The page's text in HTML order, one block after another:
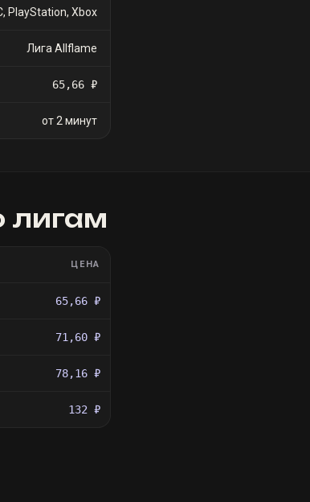
PlayStation, Xbox
Лига Allflame
65,66 ₽
от 2 минут
лигам
ЦЕНА
65,66 ₽
71,60 ₽
78,16 ₽
132 ₽